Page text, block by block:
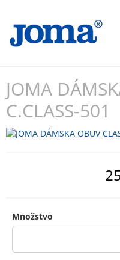
JOMA
C.CLASS-501
Množstvo